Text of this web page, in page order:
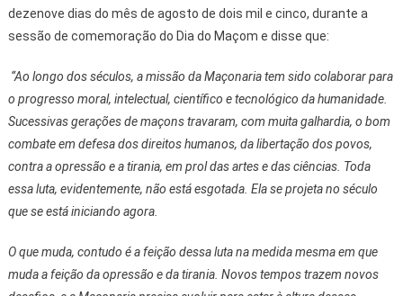
dezenove dias do mês de agosto de dois mil e cinco, durante a
sessão de comemoração do Dia do Maçom e disse que:
“Ao longo dos séculos, a missão da Maçonaria tem sido colaborar para
o progresso moral, intelectual, científico e tecnológico da humanidade.
Sucessivas gerações de maçons travaram, com muita galhardia, o bom
combate em defesa dos direitos humanos, da libertação dos povos,
contra a opressão e a tirania, em prol das artes e das ciências. Toda
essa luta, evidentemente, não está esgotada. Ela se projeta no século
que se está iniciando agora.
O que muda, contudo é a feição dessa luta na medida mesma em que
muda a feição da opressão e da tirania. Novos tempos trazem novos